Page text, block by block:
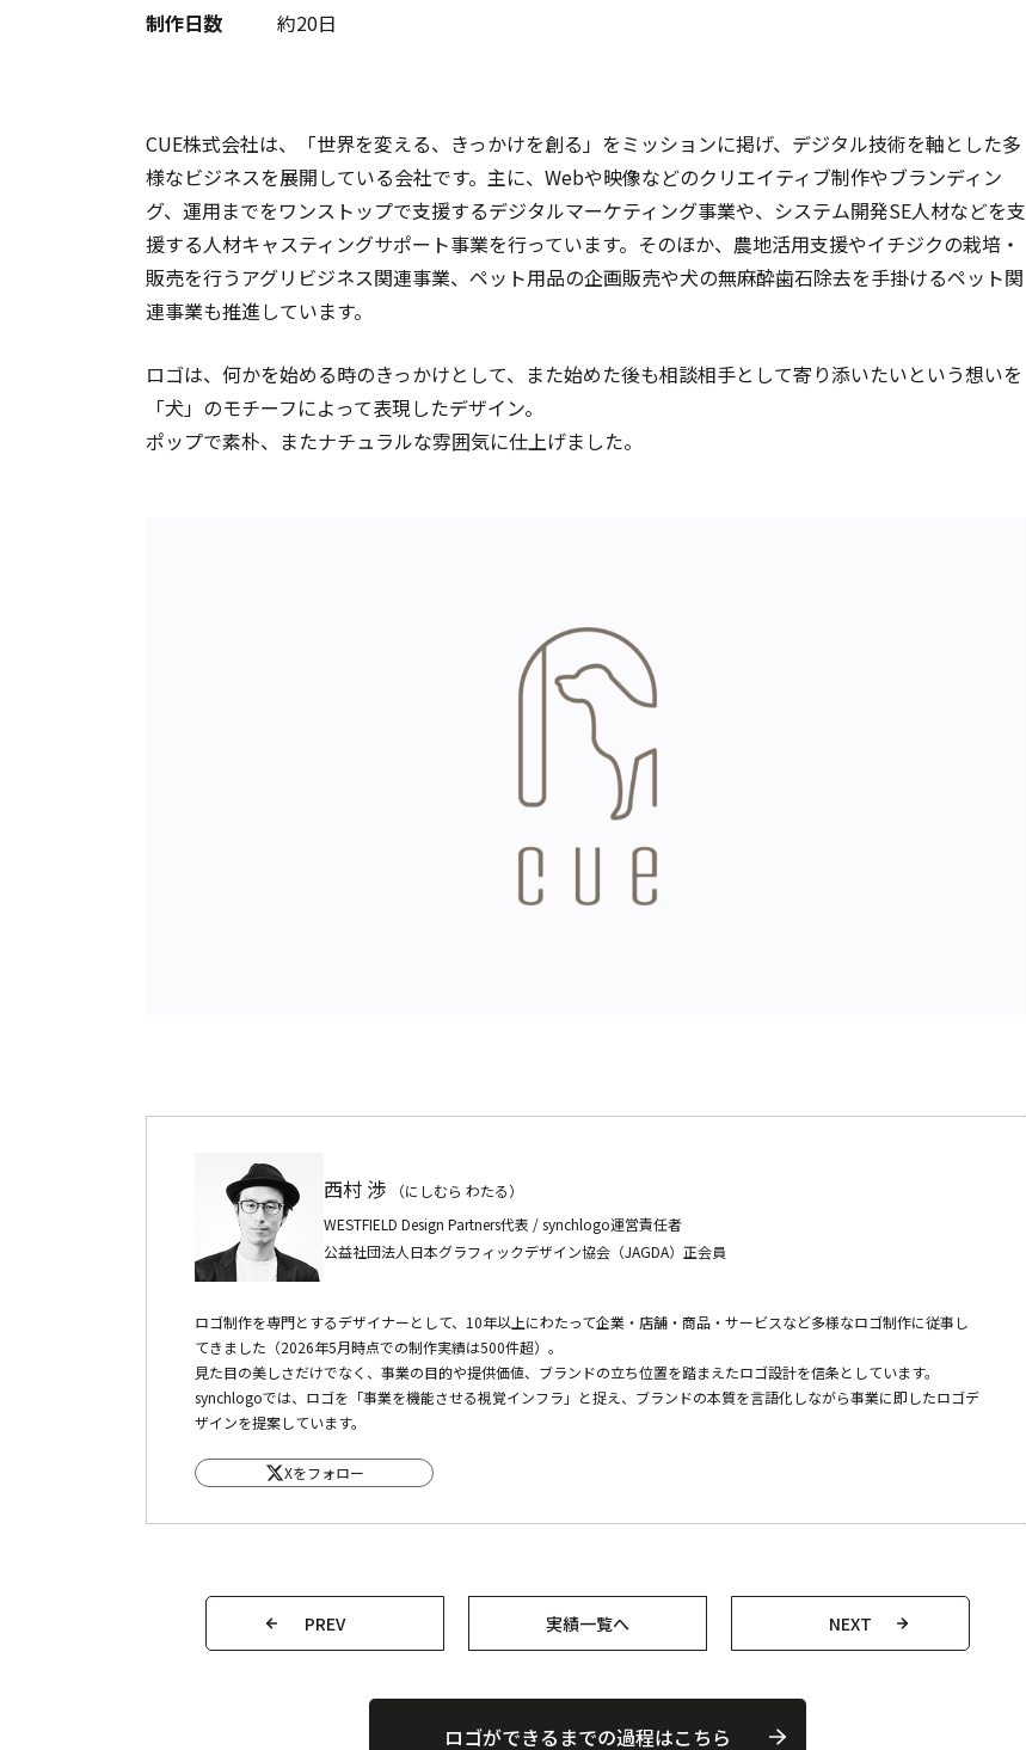
制作日数 約20日
CUE株式会社は、「世界を変える、きっかけを創る」をミッションに掲げ、デジタル技術を軸とした多
様なビジネスを展開している会社です。主に、Webや映像などのクリエイティブ制作やブランディン
グ、運用までをワンストップで支援するデジタルマーケティング事業や、システム開発SE人材などを支
援する人材キャスティングサポート事業を行っています。そのほか、農地活用支援やイチジクの栽培・
販売を行うアグリビジネス関連事業、ペット用品の企画販売や犬の無麻酔歯石除去を手掛けるペット関
連事業も推進しています。
ロゴは、何かを始める時のきっかけとして、また始めた後も相談相手として寄り添いたいという想いを
「犬」のモチーフによって表現したデザイン。
ポップで素朴、またナチュラルな雰囲気に仕上げました。
西村 渉
（にしむら わたる）
WESTFIELD Design Partners代表 / synchlogo運営責任者
公益社団法人日本グラフィックデザイン協会（JAGDA）正会員
ロゴ制作を専門とするデザイナーとして、10年以上にわたって企業・店舗・商品・サービスなど多様なロゴ制作に従事し
てきました（2026年5月時点での制作実績は500件超）。
見た目の美しさだけでなく、事業の目的や提供価値、ブランドの立ち位置を踏まえたロゴ設計を信条としています。
synchlogoでは、ロゴを「事業を機能させる視覚インフラ」と捉え、ブランドの本質を言語化しながら事業に即したロゴデ
ザインを提案しています。
Xをフォロー
PREV 実績一覧へ NEXT
ロゴができるまでの過程はこちら